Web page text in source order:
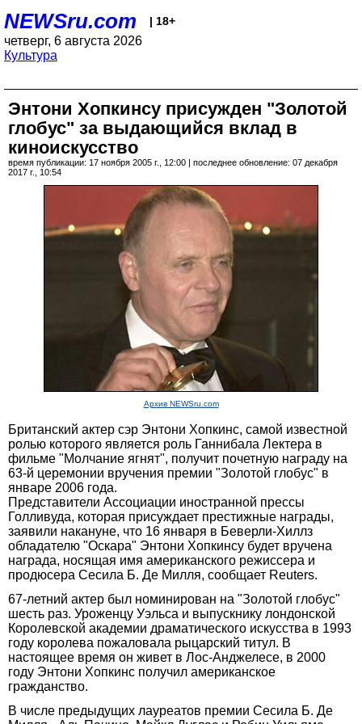
NEWSru.com | 18+
четверг, 6 августа 2026
Культура
Энтони Хопкинсу присужден "Золотой
глобус" за выдающийся вклад в
киноискусство
время публикации: 17 ноября 2005 г., 12:00 | последнее обновление: 07 декабря
2017 г., 10:54
Архив NEWSru.com
Британский актер сэр Энтони Хопкинс, самой известной
ролью которого является роль Ганнибала Лектера в
фильме "Молчание ягнят", получит почетную награду на
63-й церемонии вручения премии "Золотой глобус" в
январе 2006 года.
Представители Ассоциации иностранной прессы
Голливуда, которая присуждает престижные награды,
заявили накануне, что 16 января в Беверли-Хиллз
обладателю "Оскара" Энтони Хопкинсу будет вручена
награда, носящая имя американского режиссера и
продюсера Сесила Б. Де Милля, сообщает Reuters.
67-летний актер был номинирован на "Золотой глобус"
шесть раз. Уроженцу Уэльса и выпускнику лондонской
Королевской академии драматического искусства в 1993
году королева пожаловала рыцарский титул. В
настоящее время он живет в Лос-Анджелесе, в 2000
году Энтони Хопкинс получил американское
гражданство.
В числе предыдущих лауреатов премии Сесила Б. Де